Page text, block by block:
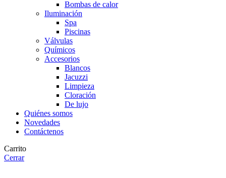
Bombas de calor
Iluminación
Spa
Piscinas
Válvulas
Químicos
Accesorios
Blancos
Jacuzzi
Limpieza
Cloración
De lujo
Quiénes somos
Novedades
Contáctenos
Carrito
Cerrar